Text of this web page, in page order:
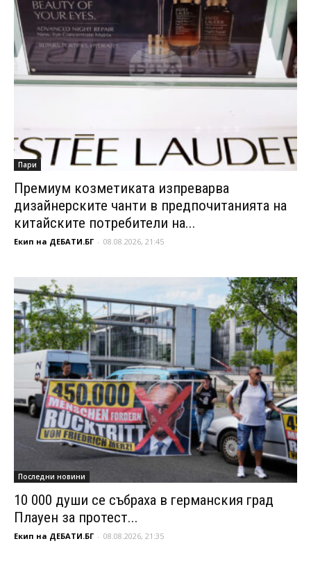
Пари
Премиум козметиката изпреварва
дизайнерските чанти в предпочитанията на
китайските потребители на...
Екип на ДЕБАТИ.БГ - 08.08.2026, 21:45
Последни новини
10 000 души се събраха в германския град
Плауен за протест...
Екип на ДЕБАТИ.БГ - 08.08.2026, 21:35